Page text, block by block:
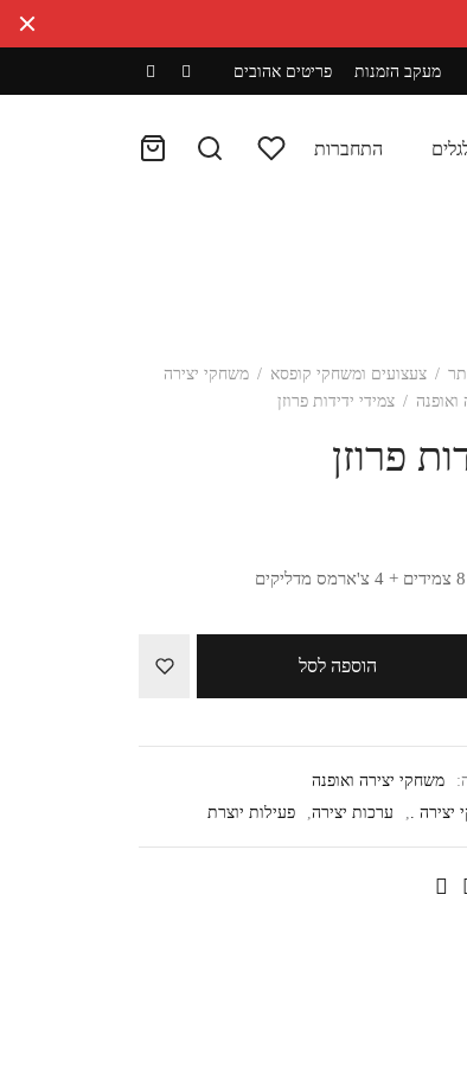
מעקב הזמנות פריטים אהובים
התחברות
/ צעצועים ומשחקי קופסא / משחקי יצירה
/ צמידי ידידות פרוזן
פרוזן
הוספה לסל
משחקי יצירה ואופנה
. ערכות יצירה פעילות יוצרת